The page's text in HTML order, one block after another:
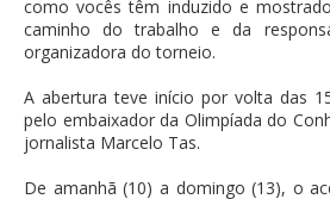
como vocês têm induzido e
caminho do trabalho e da
organizadora do torneio.
A abertura teve início por volta das
pelo embaixador da Olimpíada do
jornalista Marcelo Tas.
De amanhã (10) a domingo (13), o